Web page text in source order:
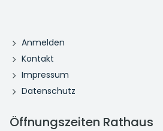
Anmelden
Kontakt
Impressum
Datenschutz
Öffnungszeiten Rathaus